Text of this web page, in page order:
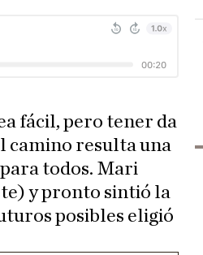
fácil, pero tener da
camino resulta una
para todos. Mari
y pronto sintió la
posibles eligió